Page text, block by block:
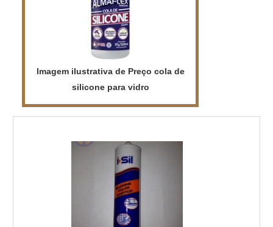
Imagem ilustrativa de Preço cola de
silicone para vidro